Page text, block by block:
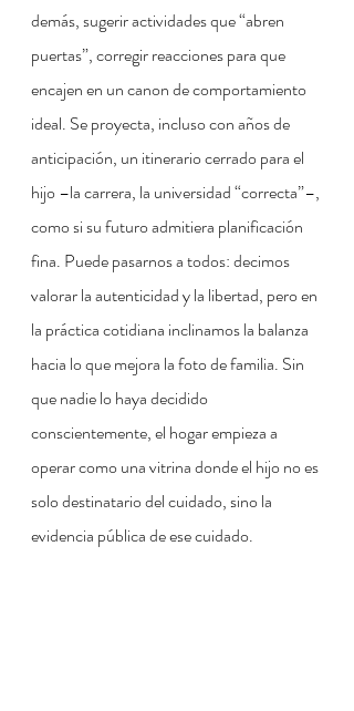
demás, sugerir actividades que “abren
puertas”, corregir reacciones para que
encajen en un canon de comportamiento
ideal. Se proyecta, incluso con años de
anticipación, un itinerario cerrado para el
hijo –la carrera, la universidad “correcta”–,
como si su futuro admitiera planificación
fina. Puede pasarnos a todos: decimos
valorar la autenticidad y la libertad, pero en
la práctica cotidiana inclinamos la balanza
hacia lo que mejora la foto de familia. Sin
que nadie lo haya decidido
conscientemente, el hogar empieza a
operar como una vitrina donde el hijo no es
solo destinatario del cuidado, sino la
evidencia pública de ese cuidado.